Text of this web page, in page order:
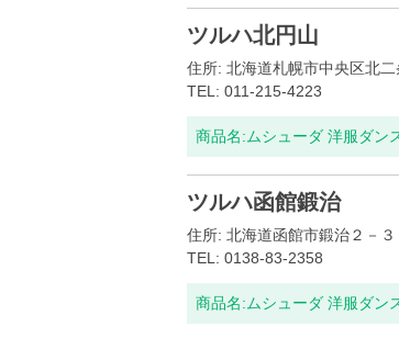
ツルハ北円山
住所: 北海道札幌市中央区北
TEL: 011-215-4223
商品名: ムシューダ 洋服ダン
ツルハ函館鍛治
住所: 北海道函館市鍛治２－３
TEL: 0138-83-2358
商品名: ムシューダ 洋服ダン